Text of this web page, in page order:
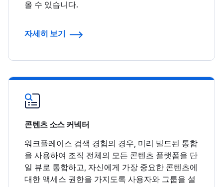
올 수 있습니다.
자세히 보기
콘텐츠 소스 커넥터
워크플레이스 검색 경험의 경우, 미리 빌드된 통합
을 사용하여 조직 전체의 모든 콘텐츠 플랫폼을 단
일 뷰로 통합하고, 자신에게 가장 중요한 콘텐츠에
대한 액세스 권한을 가지도록 사용자와 그룹을 설